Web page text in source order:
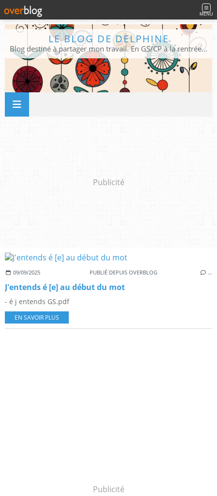
MENU
LE BLOG DE DELPHINE
Blog destiné à partager mon travail. En GS/CP à la rentrée 2026/2027 !
Publicité
09/09/2025 PUBLIÉ DEPUIS OVERBLOG …
J'entends é [e] au début du mot
- é j entends GS.pdf
EN SAVOIR PLUS
Publicité